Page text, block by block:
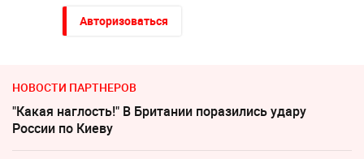
Авторизоваться
НОВОСТИ ПАРТНЕРОВ
"Какая наглость!" В Британии поразились удару
России по Киеву